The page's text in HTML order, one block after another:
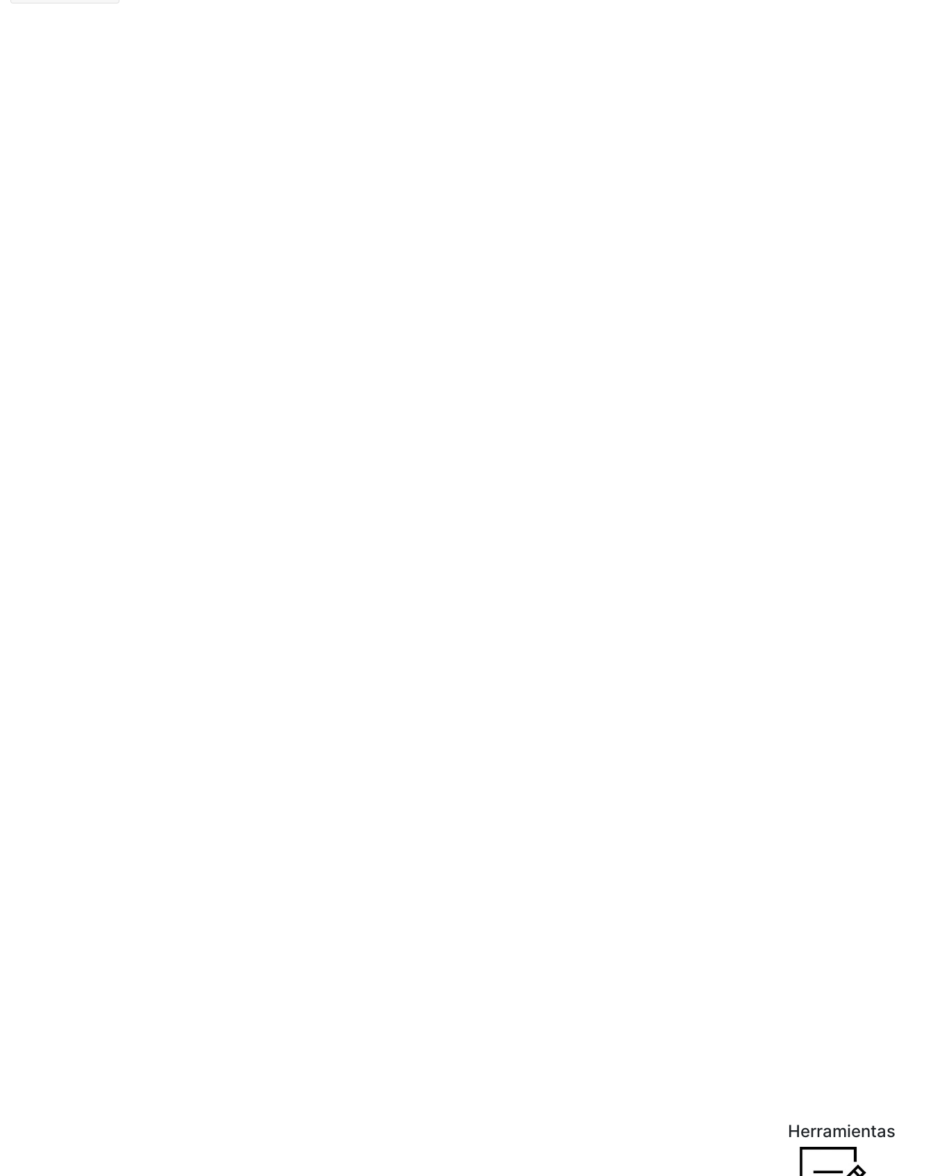
Herramientas